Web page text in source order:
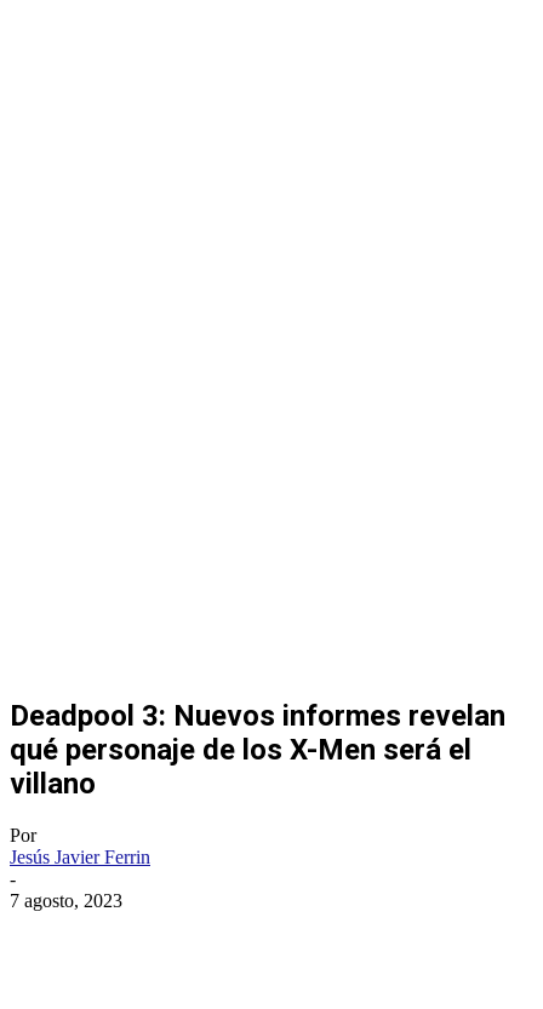
Deadpool 3: Nuevos informes revelan
qué personaje de los X-Men será el
villano
Por
Jesús Javier Ferrin
-
7 agosto, 2023